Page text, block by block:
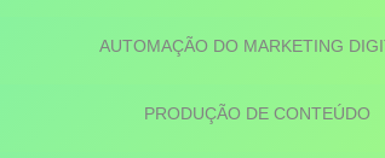
AUTOMAÇÃO DO MARKETING
PRODUÇÃO DE CONTEÚDO